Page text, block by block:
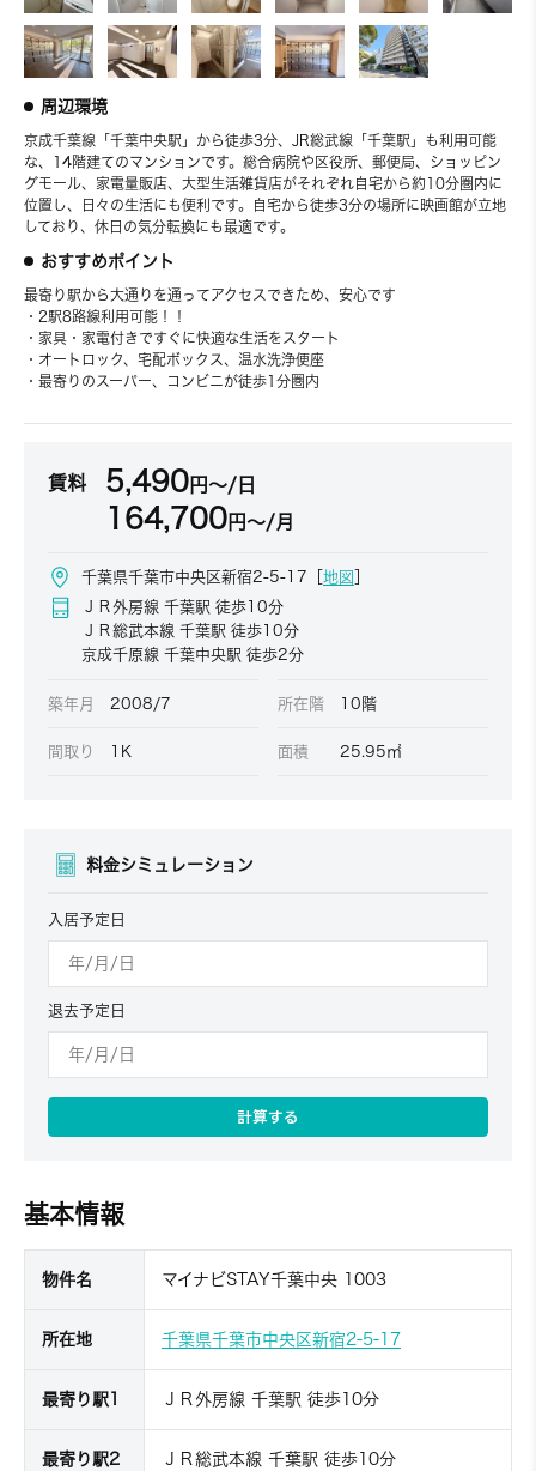
周辺環境
京成千葉線「千葉中央駅」から徒歩3分、JR総武線「千葉駅」も利用可能
な、14階建てのマンションです。総合病院や区役所、郵便局、ショッピン
グモール、家電量販店、大型生活雑貨店がそれぞれ自宅から約10分圏内に
位置し、日々の生活にも便利です。自宅から徒歩3分の場所に映画館が立地
しており、休日の気分転換にも最適です。
おすすめポイント
最寄り駅から大通りを通ってアクセスできため、安心です
・2駅8路線利用可能！！
・家具・家電付きですぐに快適な生活をスタート
・オートロック、宅配ボックス、温水洗浄便座
・最寄りのスーパー、コンビニが徒歩1分圏内
賃料 5,490円～/日
164,700円～/月
千葉県千葉市中央区新宿2-5-17［ 地図
ＪＲ外房線 千葉駅 徒歩10分
ＪＲ総武本線 千葉駅 徒歩10分
京成千原線 千葉中央駅 徒歩2分
築年月 2008/7 所在階 10階
間取り 1K 面積 25.95㎡
料金シミュレーション
入居予定日
退去予定日
計算する
基本情報
物件名 マイナビSTAY千葉中央 1003
所在地 千葉県千葉市中央区新宿2-5-17
最寄り駅1 ＪＲ外房線 千葉駅 徒歩10分
最寄り駅2 ＪＲ総武本線 千葉駅 徒歩10分